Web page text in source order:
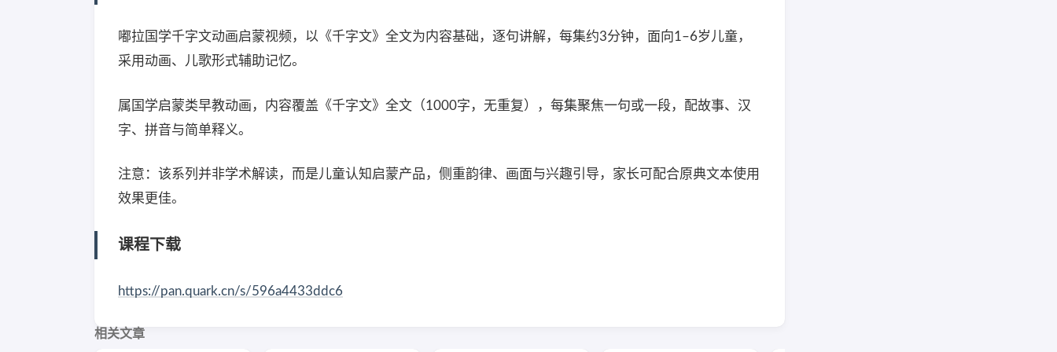
嘟拉国学千字文动画启蒙视频，以《千字文》全文为内容基础，逐句讲解，每集约3分钟，面向1–6岁儿童，
采用动画、儿歌形式辅助记忆。
属国学启蒙类早教动画，内容覆盖《千字文》全文（1000字，无重复），每集聚焦一句或一段，配故事、汉
字、拼音与简单释义。
注意：该系列并非学术解读，而是儿童认知启蒙产品，侧重韵律、画面与兴趣引导，家长可配合原典文本使用
效果更佳。
课程下载
https://pan.quark.cn/s/596a4433ddc6
相关文章